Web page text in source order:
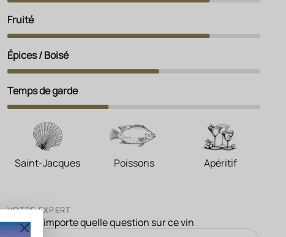
Fruité
Épices / Boisé
Temps de garde
Saint-Jacques Poissons Apéritif
VOTRE EXPERT
Posez n'importe quelle question sur ce vin